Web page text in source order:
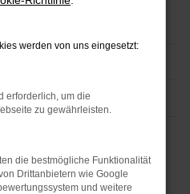
werden von uns eingesetzt:
erforderlich, um die
zu gewährleisten.
die bestmögliche Funktionalität
Drittanbietern wie Google
und weitere